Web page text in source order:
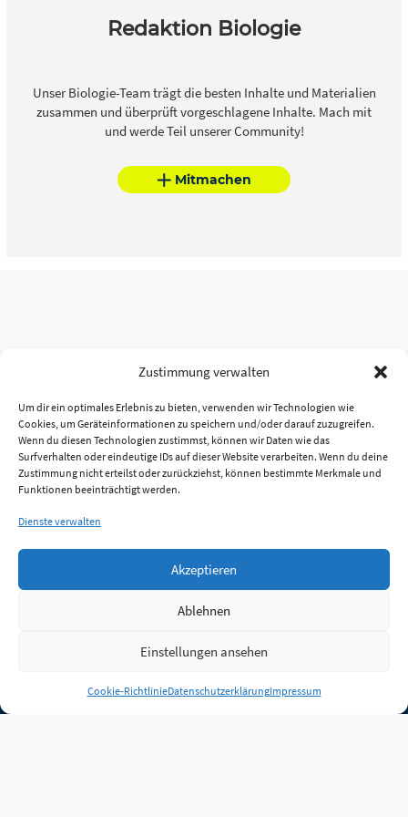
Zustimmung verwalten
Um dir ein optimales Erlebnis zu bieten, verwenden wir Technologien wie
Cookies, um Geräteinformationen zu speichern und/oder darauf zuzugreifen.
Wenn du diesen Technologien zustimmst, können wir Daten wie das
Surfverhalten oder eindeutige IDs auf dieser Website verarbeiten. Wenn du deine
Zustimmung nicht erteilst oder zurückziehst, können bestimmte Merkmale und
Funktionen beeinträchtigt werden.
Dienste verwalten
Akzeptieren
Ablehnen
Einstellungen ansehen
Cookie-RichtlinieDatenschutzerklärungImpressum
Redaktion Biologie
Unser Biologie-Team trägt die besten Inhalte und Materialien
zusammen und überprüft vorgeschlagene Inhalte. Mach mit
und werde Teil unserer Community!
Mitmachen
Anmelden
Jobs Partner FAQ Quellen